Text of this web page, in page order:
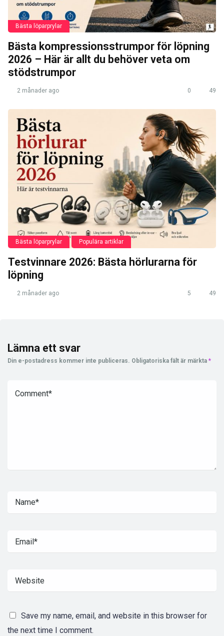
Bästa löparprylar
Bästa kompressionsstrumpor för löpning
2026 – Här är allt du behöver veta om
stödstrumpor
2 månader ago 0 49
Bästa löparprylar Populära artiklar
Testvinnare 2026: Bästa hörlurarna för
löpning
2 månader ago 5 49
Lämna ett svar
Din e-postadress kommer inte publiceras. Obligatoriska fält är märkta *
Save my name, email, and website in this browser for
the next time I comment.